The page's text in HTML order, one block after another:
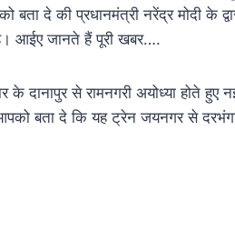
दे की प्रधानमंत्री नरेंद्र मोदी के
आईए जानते हैं पूरी खबर….
दानापुर से रामनगरी अयोध्या होते हुए
बता दे कि यह ट्रेन जयनगर से